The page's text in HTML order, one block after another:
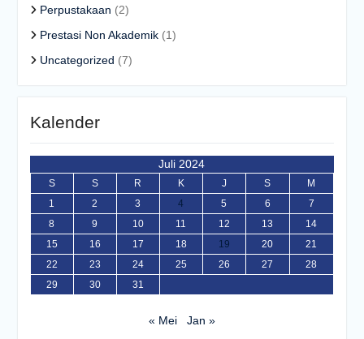
Perpustakaan (2)
Prestasi Non Akademik(1)
Uncategorized (7)
Kalender
Juli 2024
S S R K J S
M
1
2 3 4 5 6
7
8
9 10 11 12 13
14
15
16 17 18 19 20
21
22
23 24 25 26 27
28
29
30 31
« Mei Jan »